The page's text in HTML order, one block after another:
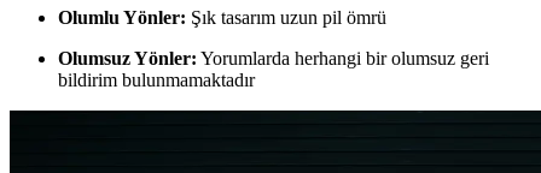
Olumlu Yönler: Şık tasarım uzun pil ömrü
Olumsuz Yönler: Yorumlarda herhangi bir olumsuz geri
bildirim bulunmamaktadır